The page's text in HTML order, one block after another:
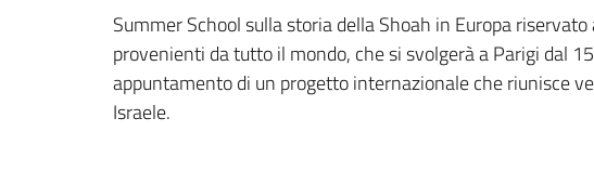
Summer School sulla storia della Shoah in Europa
provenienti da tutto il mondo, che si svolgerà a Parigi dal
appuntamento di un progetto internazionale che riunisce
Israele.